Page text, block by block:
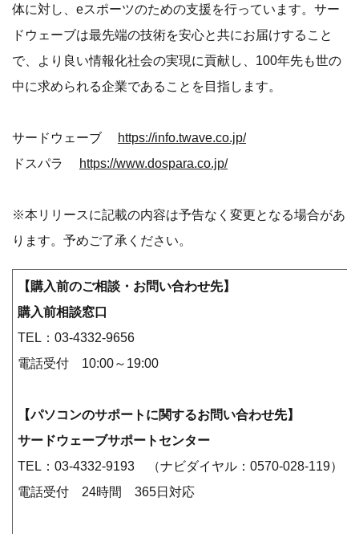
体に対し、eスポーツのための支援を行っています。サー
ドウェーブは最先端の技術を安心と共にお届けすること
で、より良い情報化社会の実現に貢献し、100年先も世の
中に求められる企業であることを目指します。
サードウェーブ https://info.twave.co.jp/
ドスパラ https://www.dospara.co.jp/
※本リリースに記載の内容は予告なく変更となる場合があ
ります。予めご了承ください。
【購入前のご相談・お問い合わせ先】
購入前相談窓口
TEL：03-4332-9656
電話受付 10:00～19:00
【パソコンのサポートに関するお問い合わせ先】
サードウェーブサポートセンター
TEL：03-4332-9193 （ナビダイヤル：0570-028-119）
電話受付 24時間 365日対応